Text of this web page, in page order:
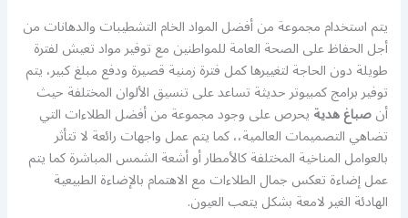
يتم استخدام مجموعة من أفضل المواد الخام التشطيبات والدهانات من
أجل الحفاظ على الصحة العامة للمواطنين مع توفير مواد تعيش لفترة
طويلة دون الحاجة لتغييرها كمل فترة زمنية قصيرة ودفع مبلغ كبير، يتم
توفير برامج كمبيوتر حديثة تساعد على تنسيق الألوان المختلفة حيث
أنصباغ هديةيحرص على وجود مجموعة من أفضل الطلاءات التي
تضاهي التصميمات العالمية،، كما يتم عمل واجهات رائعة لا تتأثر
بالعوامل المناخية المختلفة كالأمطار أو أشعة الشمس المباشرة كما يتم
عمل إضاءة تعكس جمال الطلاءات مع الاهتمام بالإضاءة الطبيعية
الهادئة الغير لامعة بشكل يتعب العيون.